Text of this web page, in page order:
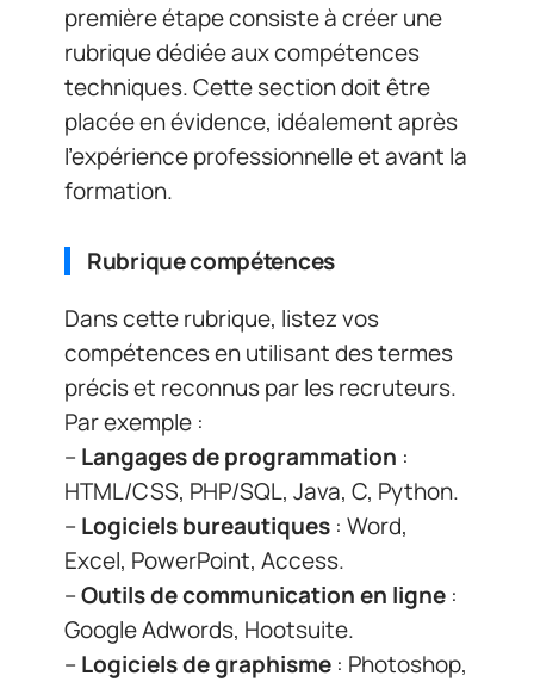
première étape consiste à créer une
rubrique dédiée aux compétences
techniques. Cette section doit être
placée en évidence, idéalement après
l’expérience professionnelle et avant la
formation.
Rubrique compétences
Dans cette rubrique, listez vos
compétences en utilisant des termes
précis et reconnus par les recruteurs.
Par exemple :
– Langages de programmation :
HTML/CSS, PHP/SQL, Java, C, Python.
– Logiciels bureautiques : Word,
Excel, PowerPoint, Access.
–Outils de communication en ligne :
Google Adwords, Hootsuite.
– Logiciels de graphisme : Photoshop,